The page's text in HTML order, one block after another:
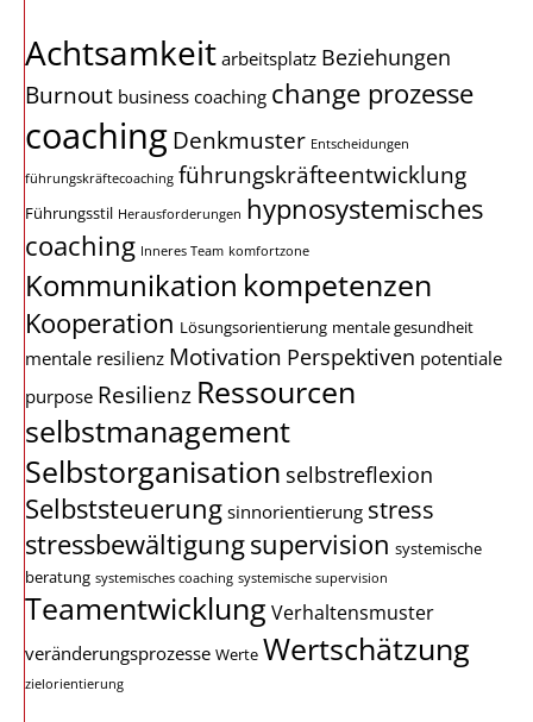
Achtsamkeit arbeitsplatz Beziehungen
Burnout business coaching change prozesse
coachingDenkmuster Entscheidungen
führungskräftecoaching führungskräfteentwicklung
Führungsstil Herausforderungen hypnosystemisches
coaching Inneres Team komfortzone
Kommunikation kompetenzen
Kooperation Lösungsorientierung mentale gesundheit
mentale resilienz Motivation Perspektiven potentiale
purpose Resilienz Ressourcen
selbstmanagement
Selbstorganisation selbstreflexion
Selbststeuerung sinnorientierung stress
stressbewältigungsupervision systemische
beratung systemisches coaching systemische supervision
Teamentwicklung Verhaltensmuster
veränderungsprozesse Werte Wertschätzung
zielorientierung